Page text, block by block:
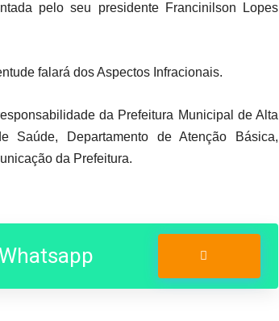
pelo seu presidente Francinilson Lopes
falará dos Aspectos Infracionais.
da Prefeitura Municipal de Alta
Saúde, Departamento de Atenção Básica,
da Prefeitura.